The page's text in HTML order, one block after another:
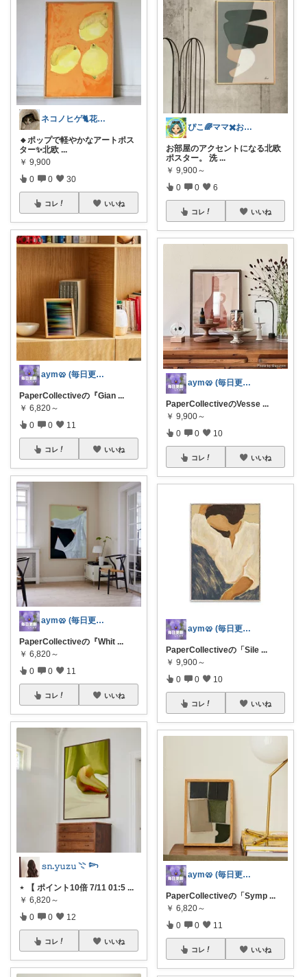
ネコノヒゲ🐈花好きオタクの庭🪴
🔸ポップで軽やかなアートポス
ター✨北欧 ...
￥ 9,900
0 0 30
コレ いいね
aym🥨 (毎日更新してます🙌)
PaperCollectiveの『Gian ...
￥ 6,820～
0 0 11
コレ いいね
aym🥨 (毎日更新してます🙌)
PaperCollectiveの『Whit ...
￥ 6,820～
0 0 11
コレ いいね
𝚜𝚗.𝚢𝚞𝚣𝚞 𓇢 𓆸
⋆ 【 ポイント10倍 7/11 01:5 ...
￥ 6,820～
0 0 12
コレ いいね
ぴこ🌈ママ✖️お洒落✖️お得
お部屋のアクセントになる北欧
ポスター。 洗 ...
￥ 9,900～
0 0 6
コレ いいね
aym🥨 (毎日更新してます🙌)
PaperCollectiveのVesse ...
￥ 9,900～
0 0 10
コレ いいね
aym🥨 (毎日更新してます🙌)
PaperCollectiveの「Sile ...
￥ 9,900～
0 0 10
コレ いいね
aym🥨 (毎日更新してます🙌)
PaperCollectiveの「Symp ...
￥ 6,820～
0 0 11
コレ いいね